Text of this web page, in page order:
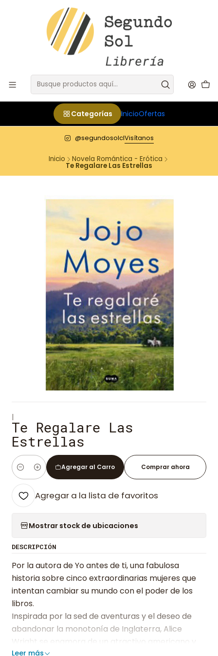
Categorías InicioOfertas
@segundosolclVisítanos
Inicio Novela Romántica - Erótica
Te Regalare Las Estrellas
|
Te Regalare Las
Estrellas
Cantidad
Agregar al Carro Comprar ahora
Agregar a la lista de favoritos
Mostrar stock de ubicaciones
DESCRIPCIÓN
Por la autora de Yo antes de ti, una fabulosa
historia sobre cinco extraordinarias mujeres que
intentan cambiar su mundo con el poder de los
libros.
Inspirada por la sed de aventuras y el deseo de
abandonar la monotonía de Inglaterra, Alice
Wright se enamora de un atractivo americano y
Leer más